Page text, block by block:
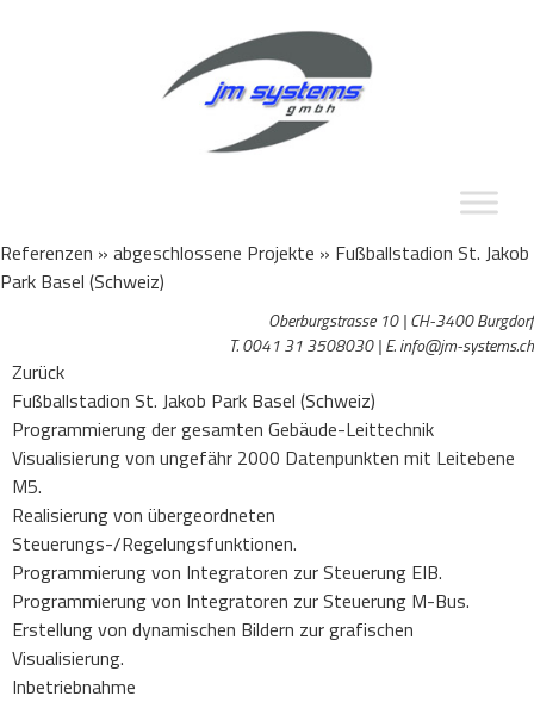
Referenzen » abgeschlossene Projekte » Fußballstadion St. Jakob
Park Basel (Schweiz)
Oberburgstrasse 10 | CH-3400 Burgdorf
T. 0041 31 3508030 | E. info@jm-systems.ch
Zurück
Fußballstadion St. Jakob Park Basel (Schweiz)
Programmierung der gesamten Gebäude-Leittechnik
Visualisierung von ungefähr 2000 Datenpunkten mit Leitebene
M5.
Realisierung von übergeordneten
Steuerungs-/Regelungsfunktionen.
Programmierung von Integratoren zur Steuerung EIB.
Programmierung von Integratoren zur Steuerung M-Bus.
Erstellung von dynamischen Bildern zur grafischen
Visualisierung.
Inbetriebnahme